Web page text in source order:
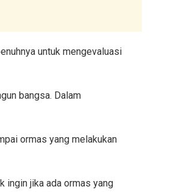
untuk mengevaluasi
bangsa. Dalam
ormas yang melakukan
ingin jika ada ormas yang